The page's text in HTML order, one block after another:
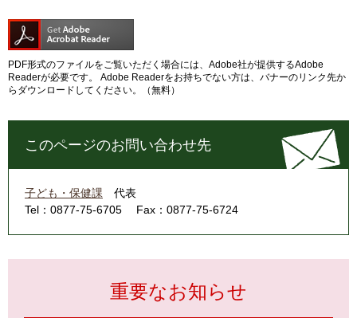
PDF形式のファイルをご覧いただく場合には、Adobe社が提供するAdobe
Readerが必要です。
Adobe Readerをお持ちでない方は、バナーのリンク先か
らダウンロードしてください。（無料）
このページのお問い合わせ先
子ども・保健課
代表
Tel：0877-75-6705
Fax：0877-75-6724
重要なお知らせ